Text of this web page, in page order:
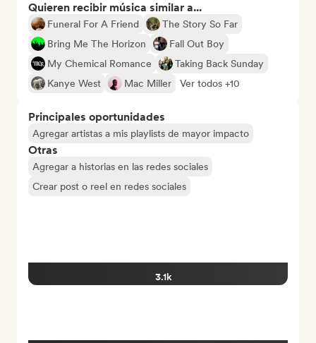
Quieren recibir música similar a...
Funeral For A Friend
The Story So Far
Bring Me The Horizon
Fall Out Boy
My Chemical Romance
Taking Back Sunday
Kanye West
Mac Miller Ver todos +10
Principales oportunidades
Agregar artistas a mis playlists de mayor impacto
Otras
Agregar a historias en las redes sociales
Crear post o reel en redes sociales
3.1k